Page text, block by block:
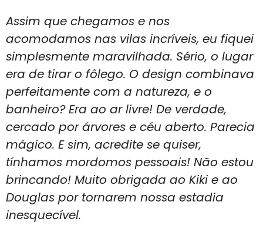
Assim que chegamos e nos
acomodamos nas vilas incríveis, eu fiquei
simplesmente maravilhada. Sério, o lugar
era de tirar o fôlego. O design combinava
perfeitamente com a natureza, e o
banheiro? Era ao ar livre! De verdade,
cercado por árvores e céu aberto. Parecia
mágico. E sim, acredite se quiser,
tínhamos mordomos pessoais! Não estou
brincando! Muito obrigada ao Kiki e ao
Douglas por tornarem nossa estadia
inesquecível.